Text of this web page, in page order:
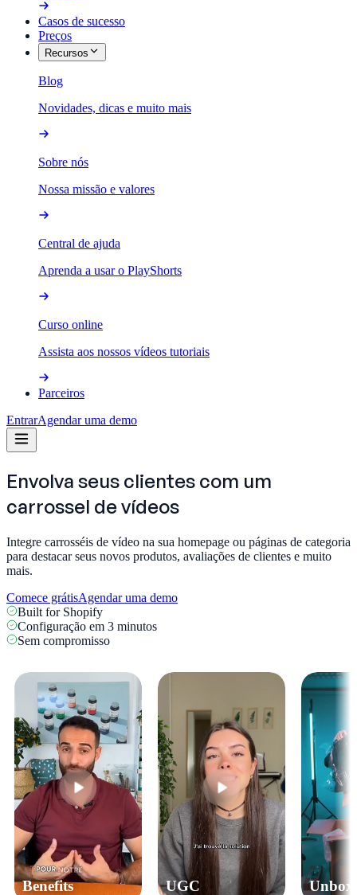
Casos de sucesso
Preços
Recursos
Blog
Novidades, dicas e muito mais
Sobre nós
Nossa missão e valores
Central de ajuda
Aprenda a usar o PlayShorts
Curso online
Assista aos nossos vídeos tutoriais
Parceiros
EntrarAgendar uma demo
Envolva seus clientes com um
carrossel de vídeos
Integre carrosséis de vídeo na sua homepage ou páginas de categoria
para destacar seus novos produtos, avaliações de clientes e muito
mais.
Comece grátisAgendar uma demo
Built for Shopify
Configuração em 3 minutos
Sem compromisso
Benefits UGC